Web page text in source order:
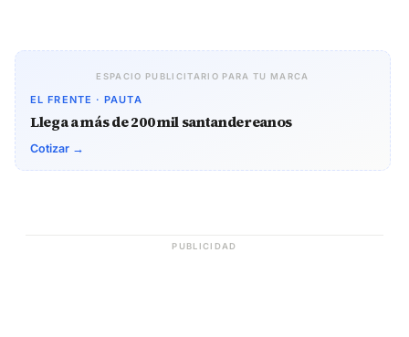
ESPACIO PUBLICITARIO PARA TU MARCA
EL FRENTE · PAUTA
Llega a más de 200 mil santandereanos
Cotizar →
PUBLICIDAD